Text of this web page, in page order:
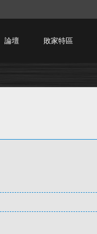
論壇 敗家特區